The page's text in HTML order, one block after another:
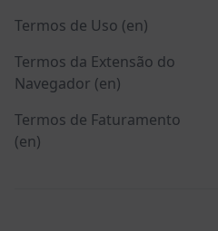
Termos de Uso (en)
Termos da Extensão do
Navegador (en)
Termos de Faturamento
(en)